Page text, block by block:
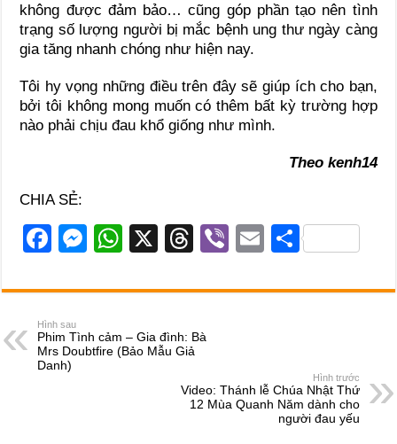
không được đảm bảo… cũng góp phần tạo nên tình
trạng số lượng người bị mắc bệnh ung thư ngày càng
gia tăng nhanh chóng như hiện nay.
Tôi hy vọng những điều trên đây sẽ giúp ích cho bạn,
bởi tôi không mong muốn có thêm bất kỳ trường hợp
nào phải chịu đau khổ giống như mình.
Theo kenh14
CHIA SẺ:
F
c
e
b
o
M
ss
n
W
at
A
X
T
e
d
s
Vi
er
E
ail
S
ar
Hình sau
Phim Tình cảm – Gia đình: Bà
Mrs Doubtfire (Bảo Mẫu Giả
Danh)
Hình trước
Video: Thánh lễ Chúa Nhật Thứ
12 Mùa Quanh Năm dành cho
người đau yếu